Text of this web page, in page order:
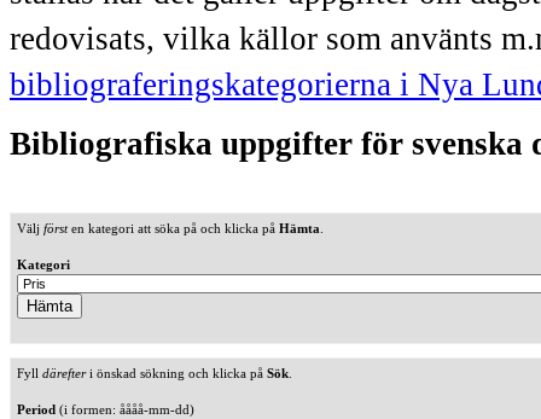
redovisats, vilka källor som använts
bibliograferingskategorierna i Nya
Bibliografiska uppgifter för svenska
Välj försten kategori att söka på och klicka på Hämta
Kategori
Fyll därefteri önskad sökning och klicka på Sök
Period (i formen: åååå-mm-dd)